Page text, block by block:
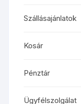
Szállásajánlatok
Kosár
Pénztár
Ügyfélszolgálat